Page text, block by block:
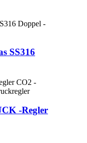
SS316
-Regler